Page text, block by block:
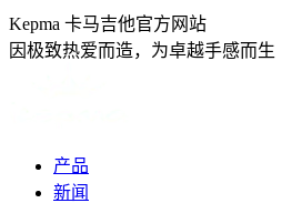
跳
转
Kepma 卡马吉他官方网站
因极致热爱而造，为卓越手感而生
产品
新闻